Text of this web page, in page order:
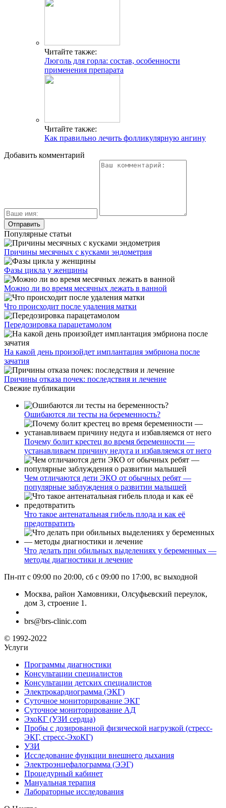
Читайте также:
Люголь для горла: состав, особенности
применения препарата
Читайте также:
Как правильно лечить фолликулярную ангину
Добавить комментарий
Популярные статьи
Причины месячных с кусками эндометрия
Фазы цикла у женщины
Можно ли во время месячных лежать в ванной
Что происходит после удаления матки
Передозировка парацетамолом
На какой день произойдет имплантация эмбриона после
зачатия
Причины отказа почек: последствия и лечение
Свежие публикации
Ошибаются ли тесты на беременность?
Почему болит крестец во время беременности —
устанавливаем причину недуга и избавляемся от него
Чем отличаются дети ЭКО от обычных ребят —
популярные заблуждения о развитии малышей
Что такое антенатальная гибель плода и как её
предотвратить
Что делать при обильных выделениях у беременных —
методы диагностики и лечение
Пн-пт с 09:00 по 20:00, сб с 09:00 по 17:00, вс выходной
Москва, район Хамовники, Олсуфьевский переулок,
дом 3, строение 1.
brs@brs-clinic.com
© 1992-2022
Услуги
Программы диагностики
Консультации специалистов
Консультации детских специалистов
Электрокардиограмма (ЭКГ)
Суточное мониторирование ЭКГ
Суточное мониторирование АД
ЭхоКГ (УЗИ сердца)
Пробы с дозированной физической нагрузкой (стресс-
ЭКГ, стресс-ЭхоКГ)
УЗИ
Исследование функции внешнего дыхания
Электроэнцефалограмма (ЭЭГ)
Процедурный кабинет
Мануальная терапия
Лабораторные исследования